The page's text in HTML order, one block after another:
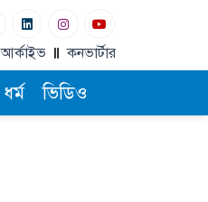
আর্কাইভ কনভার্টার
ধর্ম ভিডিও